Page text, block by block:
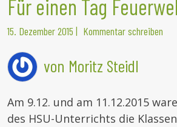
Für einen Tag
15. Dezember 2015| Kommentar schreiben
von Moritz Steidl
Am 9.12. und am 11.12.2015
des HSU-Unterrichts die